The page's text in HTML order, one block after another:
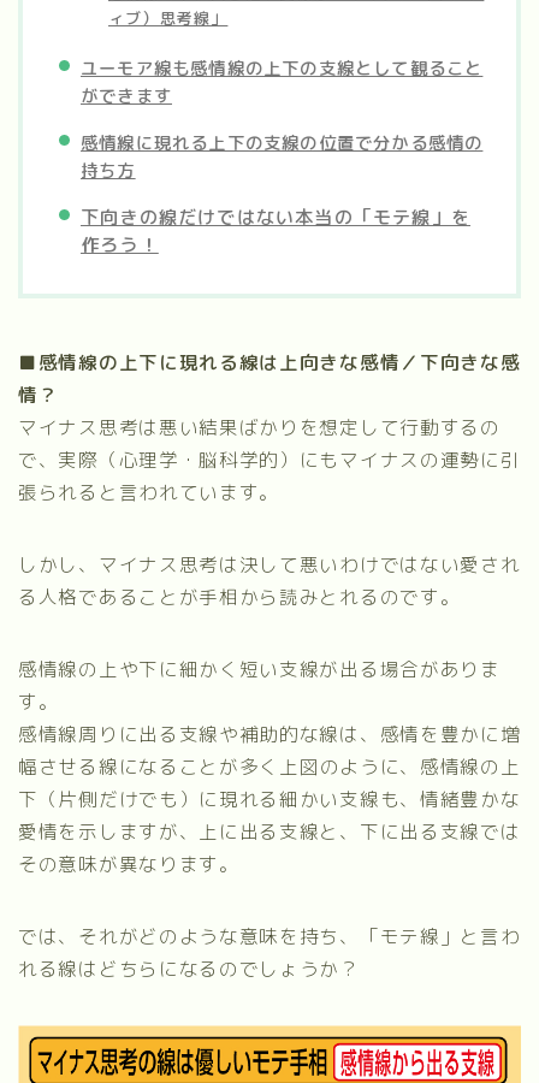
ィブ）思考線」
ユーモア線も感情線の上下の支線として観ること
ができます
感情線に現れる上下の支線の位置で分かる感情の
持ち方
下向きの線だけではない本当の「モテ線」を
作ろう！
■感情線の上下に現れる線は上向きな感情／下向きな感
情？
マイナス思考は悪い結果ばかりを想定して行動するの
で、実際（心理学・脳科学的）にもマイナスの運勢に引
張られると言われています。
しかし、マイナス思考は決して悪いわけではない愛され
る人格であることが手相から読みとれるのです。
感情線の上や下に細かく短い支線が出る場合がありま
す。
感情線周りに出る支線や補助的な線は、感情を豊かに増
幅させる線になることが多く 上図のように、感情線の上
下（片側だけでも）に現れる細かい支線も、情緒豊かな
愛情を示しますが、上に出る支線と、下に出る支線では
その意味が異なります。
では、それがどのような意味を持ち、「モテ線」と言わ
れる線はどちらになるのでしょうか？